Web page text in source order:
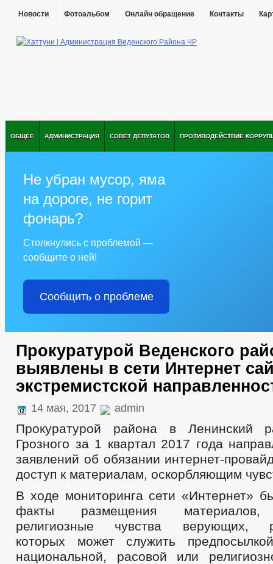
Новости Фотоальбом Онлайн обращение Контакты
ОБЩЕЕ АДМИНИСТРАЦИЯ СОВЕТ ДЕПУТАТОВ ПРОТИВОДЕЙСТВИЕ
Не убран мусор, яма
на дороге, не горит
фонарь?
Столкнулись с проблемой —
сообщите о ней!
Сообщить о проблеме
Прокуратурой Веденского
выявлены в сети Интернет
экстремистской
14 мая, 2017 admin
Прокуратурой района в Ленинский
Грозного за 1 квартал 2017 года
заявлений об обязании интернет-
доступ к материалам, оскорбляющим
В ходе мониторинга сети «Интернет»
факты размещения материалов,
религиозные чувства верующих,
которых может служить
национальной, расовой или